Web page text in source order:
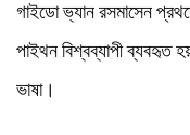
গাইডো ভ্যান রসমাসেন
পাইথন বিশ্বব্যাপী ব্যবহৃত
ভাষা।